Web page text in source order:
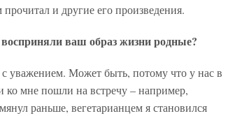
и другие его произведения.
ваш образ жизни родные?
уважением. Может быть, потому что у нас в
ко мне пошли на встречу – например,
раньше, вегетарианцем я становился